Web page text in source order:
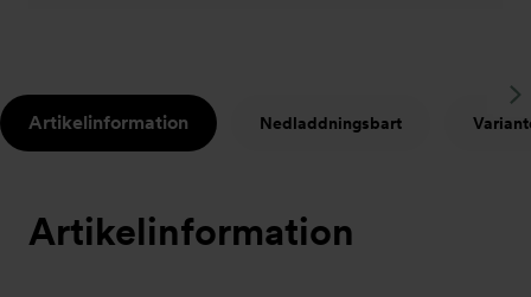
Artikelinformation Nedladdningsbart
Artikelinformation